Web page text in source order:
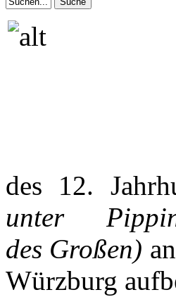
des 12.
unter
des Großen)
Würzburg